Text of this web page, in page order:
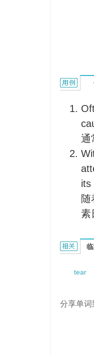
tear-film
通
its
随
素
tear-film
tear
分享单词